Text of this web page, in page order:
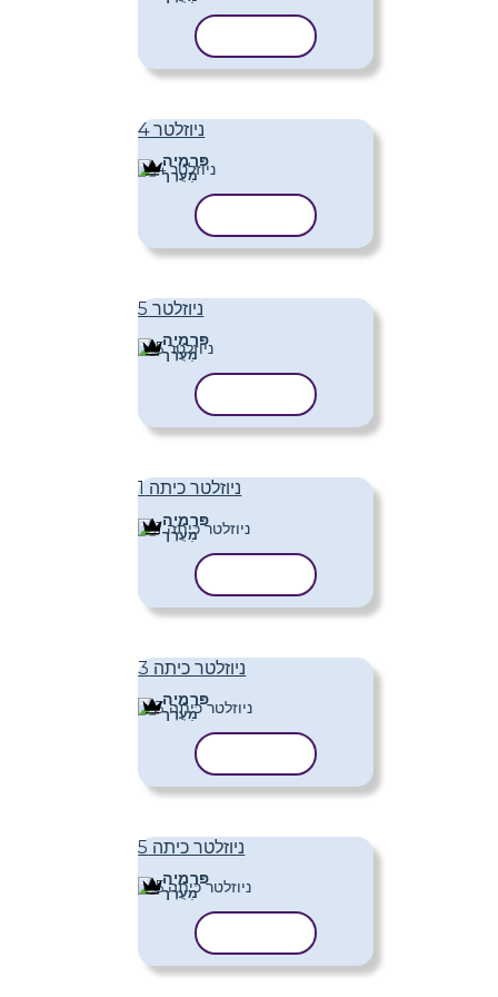
ניוזלטר 4
פּרֶמיָה
מַעֲרָך
ניוזלטר 5
פּרֶמיָה
מַעֲרָך
ניוזלטר כיתה 1
פּרֶמיָה
מַעֲרָך
ניוזלטר כיתה 3
פּרֶמיָה
מַעֲרָך
ניוזלטר כיתה 5
פּרֶמיָה
מַעֲרָך